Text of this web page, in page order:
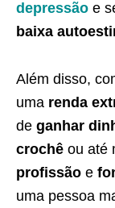
depressão e
baixa
Além disso,
uma renda
de ganhar
crochê ou até
profissão e
uma pessoa